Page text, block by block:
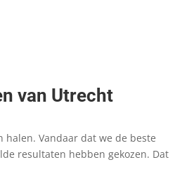
van Utrecht
Vandaar dat we de beste
resultaten hebben gekozen. Dat